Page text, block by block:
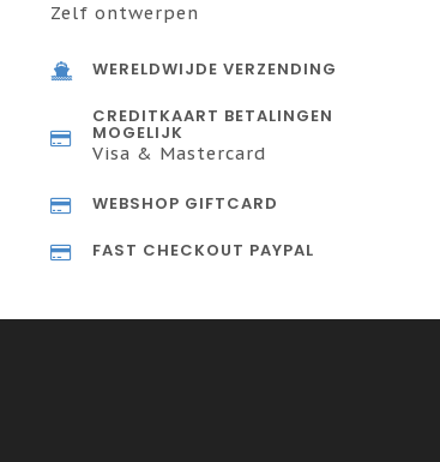
Zelf ontwerpen
WERELDWIJDE VERZENDING
CREDITKAART BETALINGEN
MOGELIJK
Visa & Mastercard
WEBSHOP GIFTCARD
FAST CHECKOUT PAYPAL